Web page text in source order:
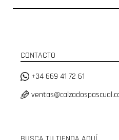
CONTACTO
+34 669 41 72 61